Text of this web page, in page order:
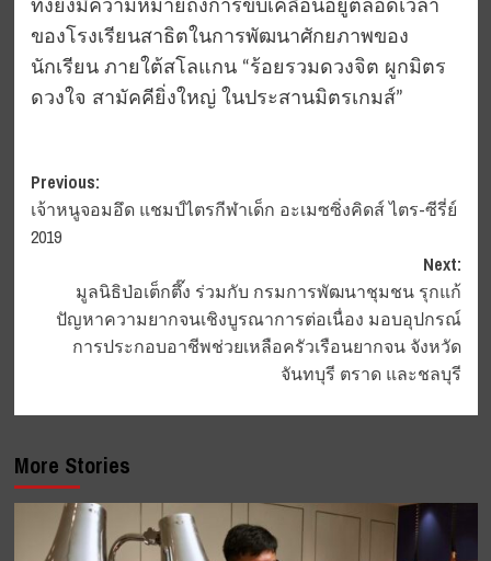
ทั้งยังมีความหมายถึงการขับเคลื่อนอยู่ตลอดเวลา
ของโรงเรียนสาธิตในการพัฒนาศักยภาพของ
นักเรียน ภายใต้สโลแกน “ร้อยรวมดวงจิต ผูกมิตร
ดวงใจ สามัคคียิ่งใหญ่ ในประสานมิตรเกมส์”
Post
navigation
Previous:
เจ้าหนูจอมอึด แชมป์ไตรกีฬาเด็ก อะเมซซิ่งคิดส์ ไตร-ซีรี่ย์
2019
Next:
มูลนิธิป่อเต็กตึ๊ง ร่วมกับ กรมการพัฒนาชุมชน รุกแก้
ปัญหาความยากจนเชิงบูรณาการต่อเนื่อง มอบอุปกรณ์
การประกอบอาชีพช่วยเหลือครัวเรือนยากจน จังหวัด
จันทบุรี ตราด และชลบุรี
More Stories